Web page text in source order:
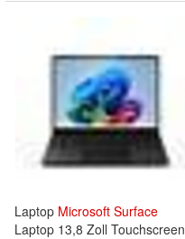
Laptop Microsoft Surface
Laptop 13,8 Zoll Touchscreen